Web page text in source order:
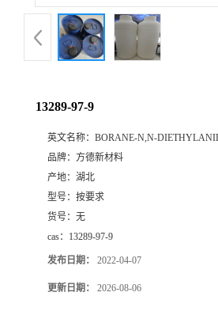
13289-97-9
英文名称： BORANE-N,N-
品牌： 方德新材料
产地： 湖北
型号： 按要求
货号： 无
cas： 13289-97-9
发布日期： 2022-04-07
更新日期： 2026-08-06